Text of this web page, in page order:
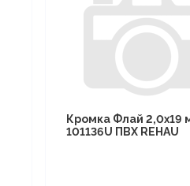
Кромка Флай 2,0х19
101136U ПВХ REHAU